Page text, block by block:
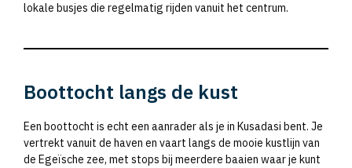
lokale busjes die regelmatig rijden vanuit het centrum.
Boottocht langs de kust
Een boottocht is echt een aanrader als je in Kusadasi bent. Je
vertrekt vanuit de haven en vaart langs de mooie kustlijn van
de Egeïsche zee, met stops bij meerdere baaien waar je kunt